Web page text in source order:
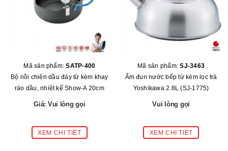
Mã sản phẩm:SATP-400
Bộ nồi chiên dầu đáy từ kèm khay
ráo dầu, nhiệt kế Show-A 20cm
Giá: Vui lòng gọi
Mã sản phẩm:SJ-3463
Ấm đun nước bếp từ kèm lọc trà
Yoshikawa 2.8L (SJ-1775)
Vui lòng gọi